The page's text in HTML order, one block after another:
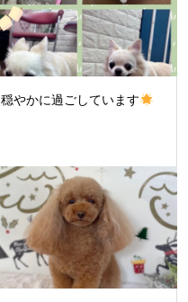
穏やかに過ごしています